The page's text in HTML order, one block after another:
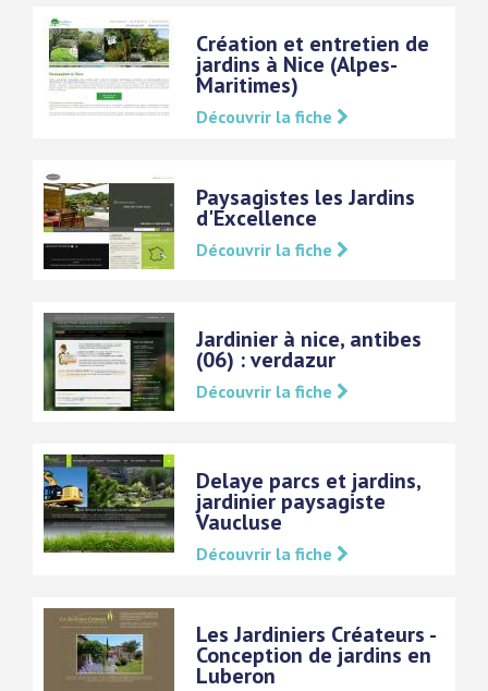
Création et entretien de
jardins à Nice (Alpes-
Maritimes)
Découvrir la fiche
Paysagistes les Jardins
d'Excellence
Découvrir la fiche
Jardinier à nice, antibes
(06) : verdazur
Découvrir la fiche
Delaye parcs et jardins,
jardinier paysagiste
Vaucluse
Découvrir la fiche
Les Jardiniers Créateurs -
Conception de jardins en
Luberon